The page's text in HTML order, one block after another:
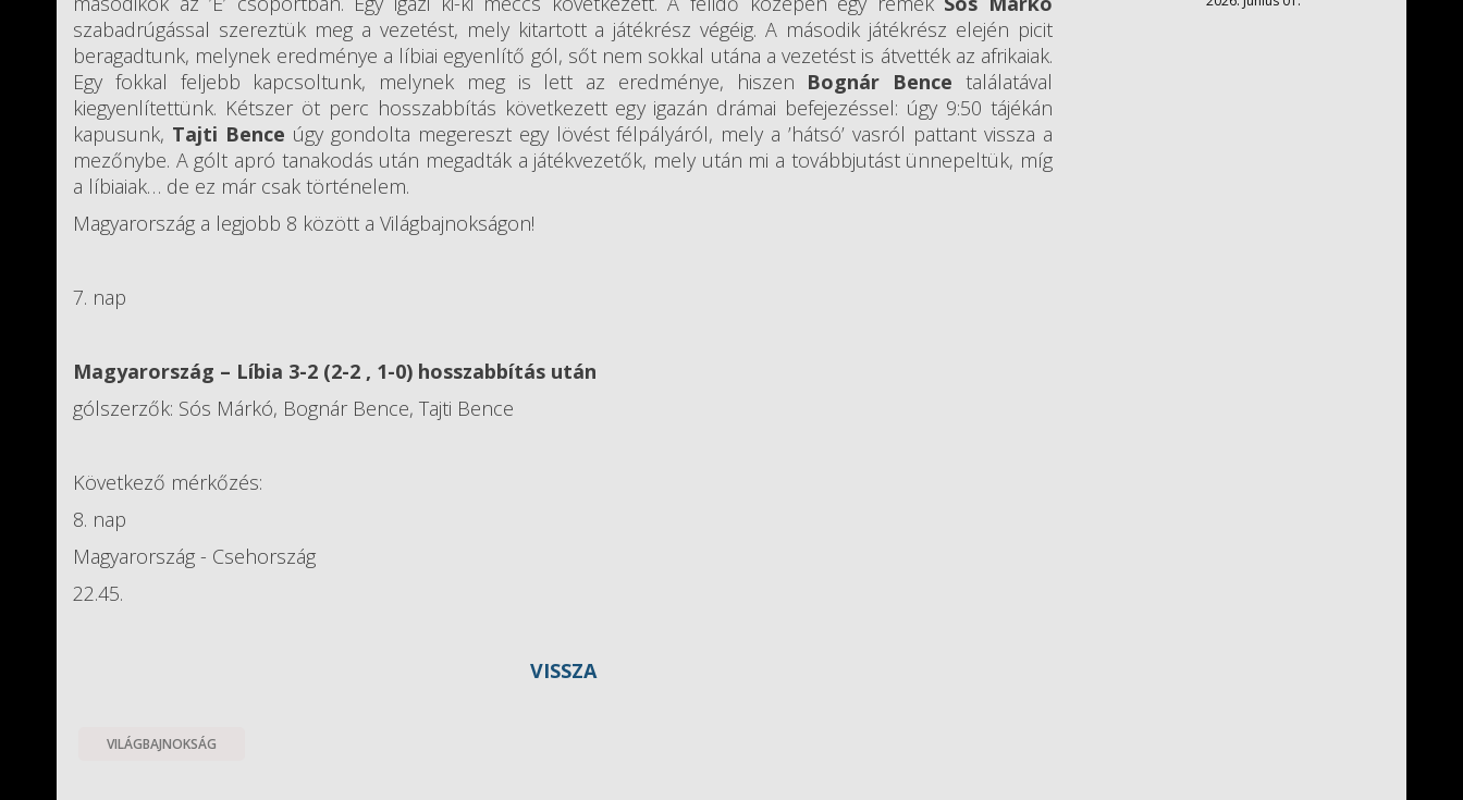
szabadrúgással szereztük meg a vezetést, mely kitartott a játékrész végéig. A második játékrész elején picit
beragadtunk, melynek eredménye a líbiai egyenlítő gól, sőt nem sokkal utána a vezetést is átvették az afrikaiak.
Egy fokkal feljebb kapcsoltunk, melynek meg is lett az eredménye, hiszen Bognár Bence találatával
kiegyenlítettünk. Kétszer öt perc hosszabbítás következett egy igazán drámai befejezéssel: úgy 9:50 tájékán
kapusunk, Tajti Bence úgy gondolta megereszt egy lövést félpályáról, mely a ’hátsó’ vasról pattant vissza a
mezőnybe. A gólt apró tanakodás után megadták a játékvezetők, mely után mi a továbbjutást ünnepeltük, míg
a líbiaiak… de ez már csak történelem.
Magyarország a legjobb 8 között a Világbajnokságon!
7. nap
Magyarország – Líbia 3-2 (2-2 , 1-0) hosszabbítás után
gólszerzők: Sós Márkó, Bognár Bence, Tajti Bence
Következő mérkőzés:
8. nap
Magyarország - Csehország
22.45.
VISSZA
VILÁGBAJNOKSÁG